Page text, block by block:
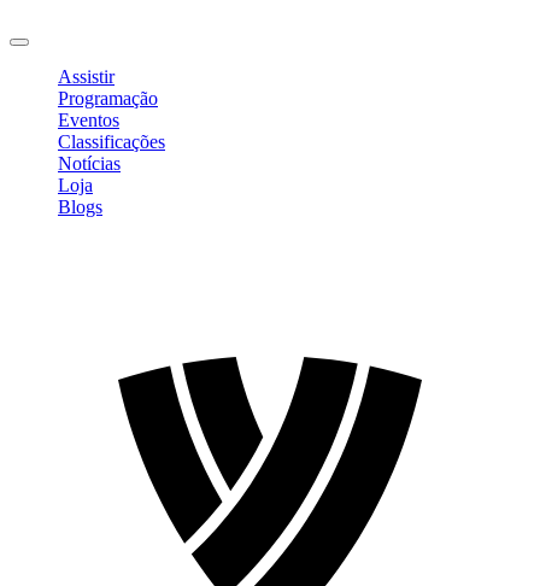
Assistir
Programação
Eventos
Classificações
Notícias
Loja
Blogs